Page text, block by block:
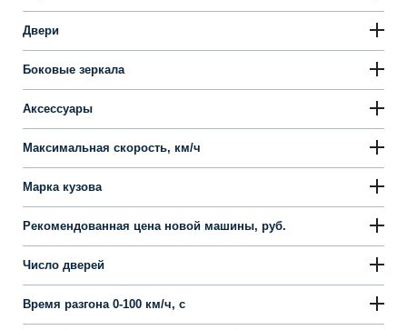
Двери
Боковые зеркала
Аксессуары
Максимальная скорость, км/ч
Марка кузова
Рекомендованная цена новой машины, руб.
Число дверей
Время разгона 0-100 км/ч, с